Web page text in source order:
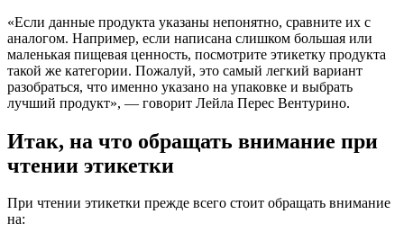
«Если данные продукта указаны непонятно, сравните их с
аналогом. Например, если написана слишком большая или
маленькая пищевая ценность, посмотрите этикетку продукта
такой же категории. Пожалуй, это самый легкий вариант
разобраться, что именно указано на упаковке и выбрать
лучший продукт», — говорит Лейла Перес Вентурино.
Итак, на что обращать внимание при
чтении этикетки
При чтении этикетки прежде всего стоит обращать внимание
на: